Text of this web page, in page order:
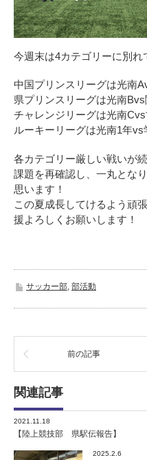
今週末は4カテゴリーに別れ
中国プリンスリーグは光南
県プリンスリーグは光南Bvs
チャレンジリーグは光南Cvs
ルーキーリーグは光南1年vs
各カテゴリー厳しい戦いが
課題を再確認し、一丸とな
思います！
この夏成長してけるよう頑
援よろしくお願いします！
サッカー部 部活動
前の記事
関連記事
2021.11.18
【陸上競技部 県駅伝報告】
2025.2.6